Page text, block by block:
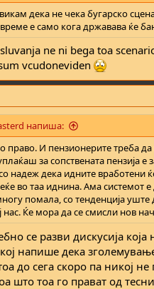
дека не чека бугарско
е само кога државава ќе
ne ni bega toa
vcudoneviden
напиша:
право. И пензионерите треба
за сопствената пензија
надеж дека идните вработени
во таа иднина. Ама системот
помала, со тенденција
нас. Ќе мора да се смисли нов
се разви дискусија
напише дека
до сега скоро па никој
што тоа го прават од